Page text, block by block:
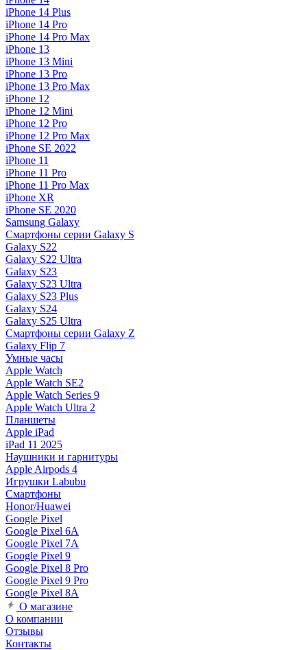
iPhone 14 Plus
iPhone 14 Pro
iPhone 14 Pro Max
iPhone 13
iPhone 13 Mini
iPhone 13 Pro
iPhone 13 Pro Max
iPhone 12
iPhone 12 Mini
iPhone 12 Pro
iPhone 12 Pro Max
iPhone SE 2022
iPhone 11
iPhone 11 Pro
iPhone 11 Pro Max
iPhone XR
iPhone SE 2020
Samsung Galaxy
Смартфоны серии Galaxy S
Galaxy S22
Galaxy S22 Ultra
Galaxy S23
Galaxy S23 Ultra
Galaxy S23 Plus
Galaxy S24
Galaxy S25 Ultra
Смартфоны серии Galaxy Z
Galaxy Flip 7
Умные часы
Apple Watch
Apple Watch SE2
Apple Watch Series 9
Apple Watch Ultra 2
Планшеты
Apple iPad
iPad 11 2025
Наушники и гарнитуры
Apple Airpods 4
Игрушки Labubu
Смартфоны
Honor/Huawei
Google Pixel
Google Pixel 6A
Google Pixel 7А
Google Pixel 9
Google Pixel 8 Pro
Google Pixel 9 Pro
Google Pixel 8A
О магазине
О компании
Отзывы
Контакты